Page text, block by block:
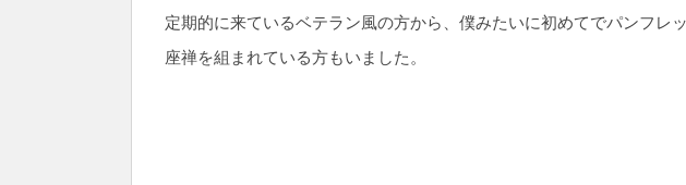
定期的に来ているベテラン風の方から、僕みたいに初めてでパンフレ
座禅を組まれている方もいました。